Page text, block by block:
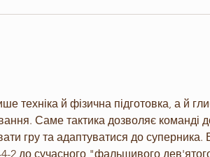
техніка й фізична підготовка, а й
Саме тактика дозволяє команді
гру та адаптуватися до суперника.
4-2 до сучасного "фальшивого